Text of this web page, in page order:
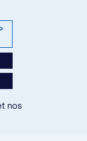
>
nos